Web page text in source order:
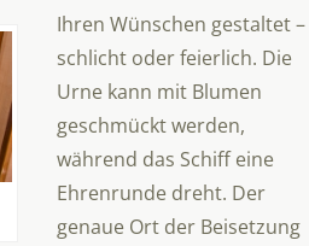
Ihren Wünschen gestaltet –
schlicht oder feierlich. Die
Urne kann mit Blumen
geschmückt werden,
während das Schiff eine
Ehrenrunde dreht. Der
genaue Ort der Beisetzung